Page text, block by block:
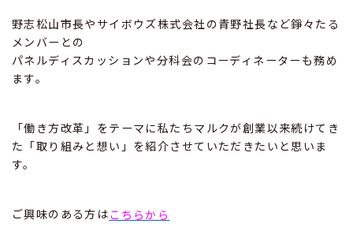
野志松山市長やサイボウズ株式会社の青野社長など錚々たる
メンバーとの
パネルディスカッションや分科会のコーディネーターも務め
ます。
「働き方改革」をテーマに私たちマルクが創業以来続けてき
た「取り組みと想い」を紹介させていただきたいと思いま
す。
ご興味のある方はこちらから